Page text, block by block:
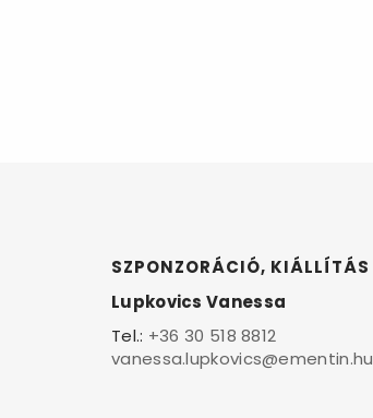
SZPONZORÁCIÓ, KIÁLLÍTÁS
Lupkovics Vanessa
Tel.: +36 30 518 8812
vanessa.lupkovics@ementin.hu